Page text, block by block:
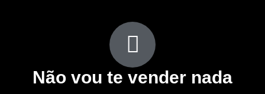
Não vou te vender nada